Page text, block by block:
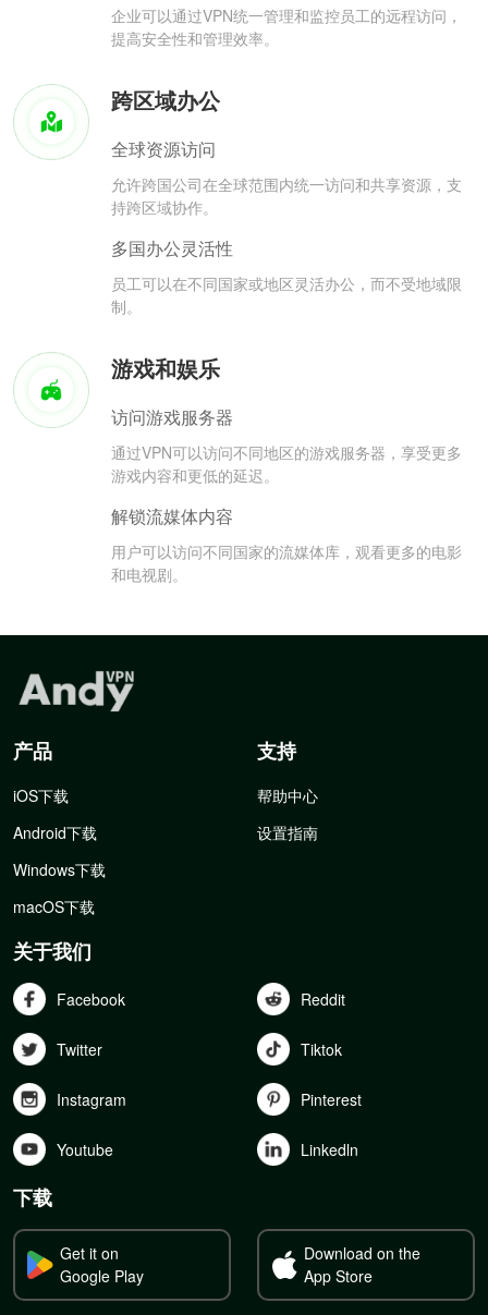
企业可以通过VPN统一管理和监控员工的远程访问，
提高安全性和管理效率。
跨区域办公
全球资源访问
允许跨国公司在全球范围内统一访问和共享资源，支
持跨区域协作。
多国办公灵活性
员工可以在不同国家或地区灵活办公，而不受地域限
制。
游戏和娱乐
访问游戏服务器
通过VPN可以访问不同地区的游戏服务器，享受更多
游戏内容和更低的延迟。
解锁流媒体内容
用户可以访问不同国家的流媒体库，观看更多的电影
和电视剧。
产品
iOS下载
Android下载
Windows下载
macOS下载
支持
帮助中心
设置指南
关于我们
Facebook Reddit
Twitter Tiktok
Instagram Pinterest
Youtube Linkedln
下载
Get it on
Google Play
Download on the
App Store